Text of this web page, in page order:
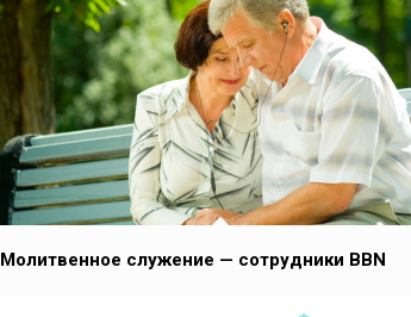
Молитвенное служение — сотрудники BBN